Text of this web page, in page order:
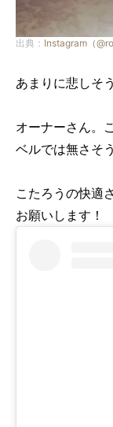
出典： Instagram（
あまりに悲しそ
オーナーさん。
ベルでは無さそ
こたろうの快適
お願いします！